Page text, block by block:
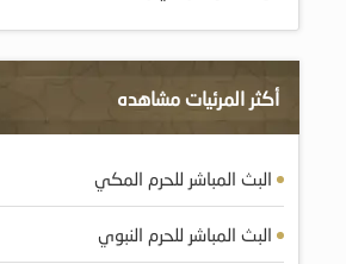
أكثر المرئيات مشاهده
البث المباشر للحرم المكي
البث المباشر للحرم النبوي